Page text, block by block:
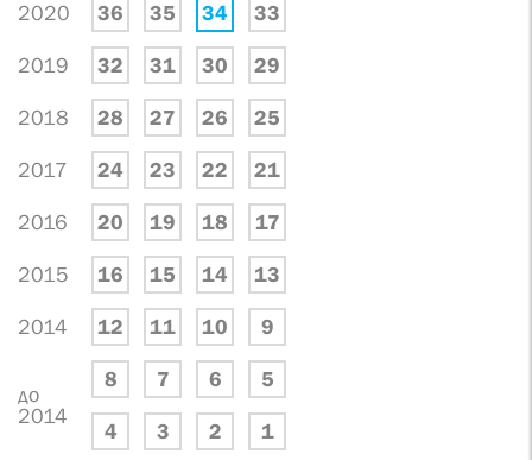
2020 36 35 34 33
2019 32 31 30 29
2018 28 27 26 25
2017 24 23 22 21
2016 20 19 18 17
2015 16 15 14 13
2014 12 11 10 9
до
2014
8 7 6 5
4 3 2 1